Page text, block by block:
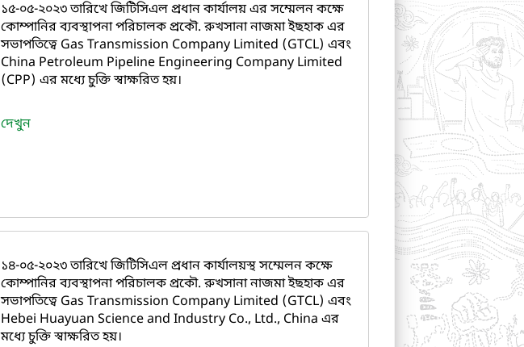
১৫-০৫-২০২৩ তারিখে জিটিসিএল প্রধান কার্যালয় এর সম্মেলন কক্ষে
কোম্পানির ব্যবস্থাপনা পরিচালক প্রকৌ. রুখসানা নাজমা ইছহাক এর
সভাপতিত্বে Gas Transmission Company Limited (GTCL) এবং
China Petroleum Pipeline Engineering Company Limited
(CPP) এর মধ্যে চুক্তি স্বাক্ষরিত হয়।
দেখুন
১৪-০৫-২০২৩ তারিখে জিটিসিএল প্রধান কার্যালয়স্থ সম্মেলন কক্ষে
কোম্পানির ব্যবস্থাপনা পরিচালক প্রকৌ. রুখসানা নাজমা ইছহাক এর
সভাপতিত্বে Gas Transmission Company Limited (GTCL) এবং
Hebei Huayuan Science and Industry Co., Ltd., China এর
মধ্যে চুক্তি স্বাক্ষরিত হয়।